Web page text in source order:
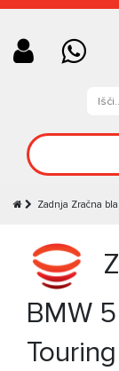
Zadnja Zračna
BMW
Touring